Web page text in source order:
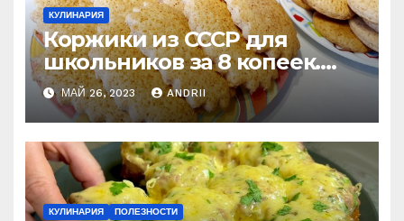
КУЛИНАРИЯ
Коржики из СССР для
школьников за 8 копеек.
Рецепт моего счастливого
детства
МАЙ 26, 2023 ANDRII
КУЛИНАРИЯ ПОЛЕЗНОСТИ